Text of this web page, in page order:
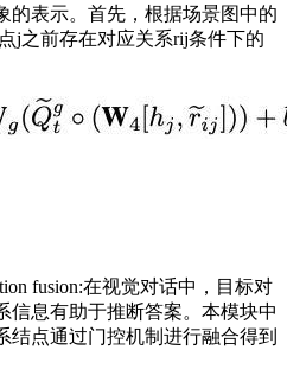
的表示。首先，根据场景图中的
j之前存在对应关系rij条件下的
fusion:在视觉对话中，目标对
信息有助于推断答案。本模块中
结点通过门控机制进行融合得到